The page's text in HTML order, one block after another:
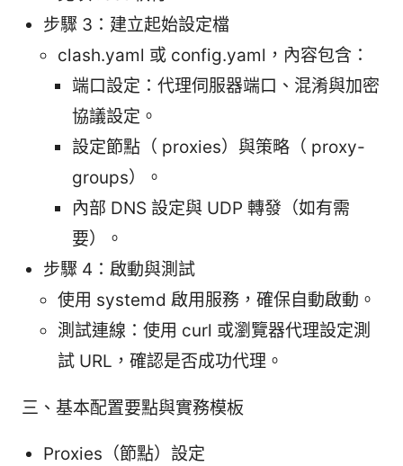
步驟 3：建立起始設定檔
clash.yaml 或 config.yaml，內容包含：
端口設定：代理伺服器端口、混淆與加密
協議設定。
設定節點（ proxies）與策略（ proxy-
groups）。
內部 DNS 設定與 UDP 轉發（如有需
要）。
步驟 4：啟動與測試
使用 systemd 啟用服務，確保自動啟動。
測試連線：使用 curl 或瀏覽器代理設定測
試 URL，確認是否成功代理。
三、基本配置要點與實務模板
Proxies（節點）設定